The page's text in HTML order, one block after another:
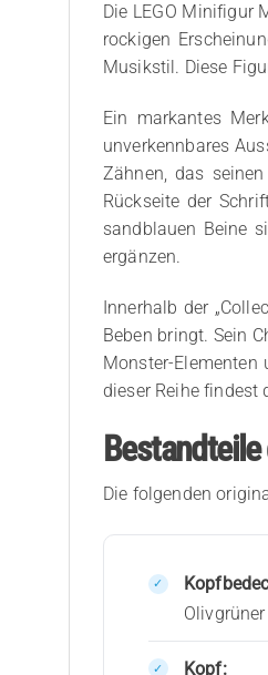
Die LEGO Minifigur
rockigen
Musikstil. Diese
Ein markantes
unverkennbares
Zähnen, das
Rückseite der
sandblauen Beine
ergänzen.
Innerhalb der
Beben bringt. Sein
Monster-Elementen
dieser Reihe findest
Die folgenden
Kopf: